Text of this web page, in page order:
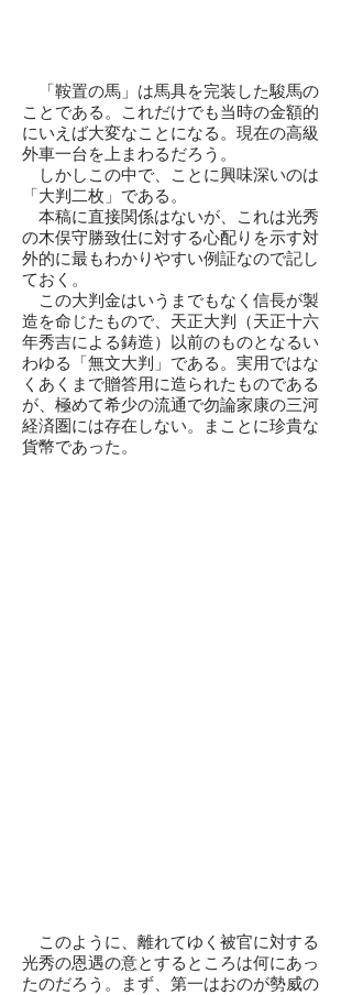
「鞍置の馬」は馬具を完装した駿馬の
ことである。これだけでも当時の金額的
にいえば大変なことになる。現在の高級
外車一台を上まわるだろう。
しかしこの中で、ことに興味深いのは
「大判二枚」である。
本稿に直接関係はないが、これは光秀
の木俣守勝致仕に対する心配りを示す対
外的に最もわかりやすい例証なので記し
ておく。
この大判金はいうまでもなく信長が製
造を命じたもので、天正大判（天正十六
年秀吉による鋳造）以前のものとなるい
わゆる「無文大判」である。実用ではな
くあくまで贈答用に造られたものである
が、極めて希少の流通で勿論家康の三河
経済圏には存在しない。まことに珍貴な
貨幣であった。
このように、離れてゆく被官に対する
光秀の恩遇の意とするところは何にあっ
たのだろう。まず、第一はおのが勢威の